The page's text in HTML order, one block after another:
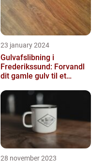
23 january 2024
Gulvafslibning i
Frederikssund: Forvandl
dit gamle gulv til et
28 november 2023